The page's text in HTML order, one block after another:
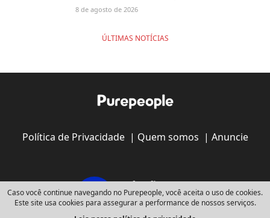
8 de agosto de 2026
ÚLTIMAS NOTÍCIAS
Política de Privacidade| Quem somos | Anuncie
Caso você continue navegando no Purepeople, você aceita o uso de cookies.
Este site usa cookies para assegurar a performance de nossos serviços.